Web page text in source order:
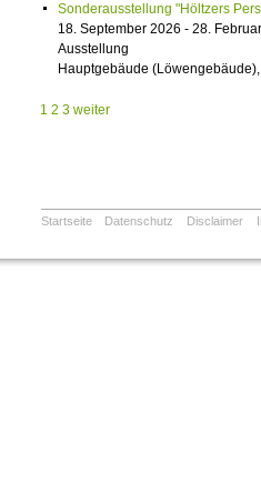
Sonderausstellung "Höltzers
18. September 2026 - 28.
Ausstellung
Hauptgebäude
1 2 3 weiter
Startseite Datenschutz Disclaimer